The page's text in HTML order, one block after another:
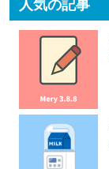
人気の記事